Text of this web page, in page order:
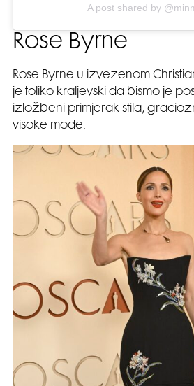
A post shared by
Rose Byrne
Rose Byrne u izvezenom
je toliko kraljevski da bismo je
izložbeni primjerak stila,
visoke mode.